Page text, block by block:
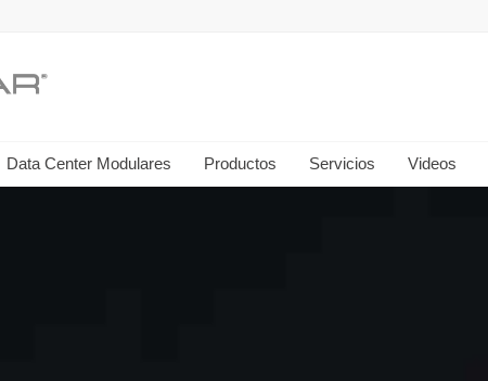
Data Center Modulares Productos Servicios Videos